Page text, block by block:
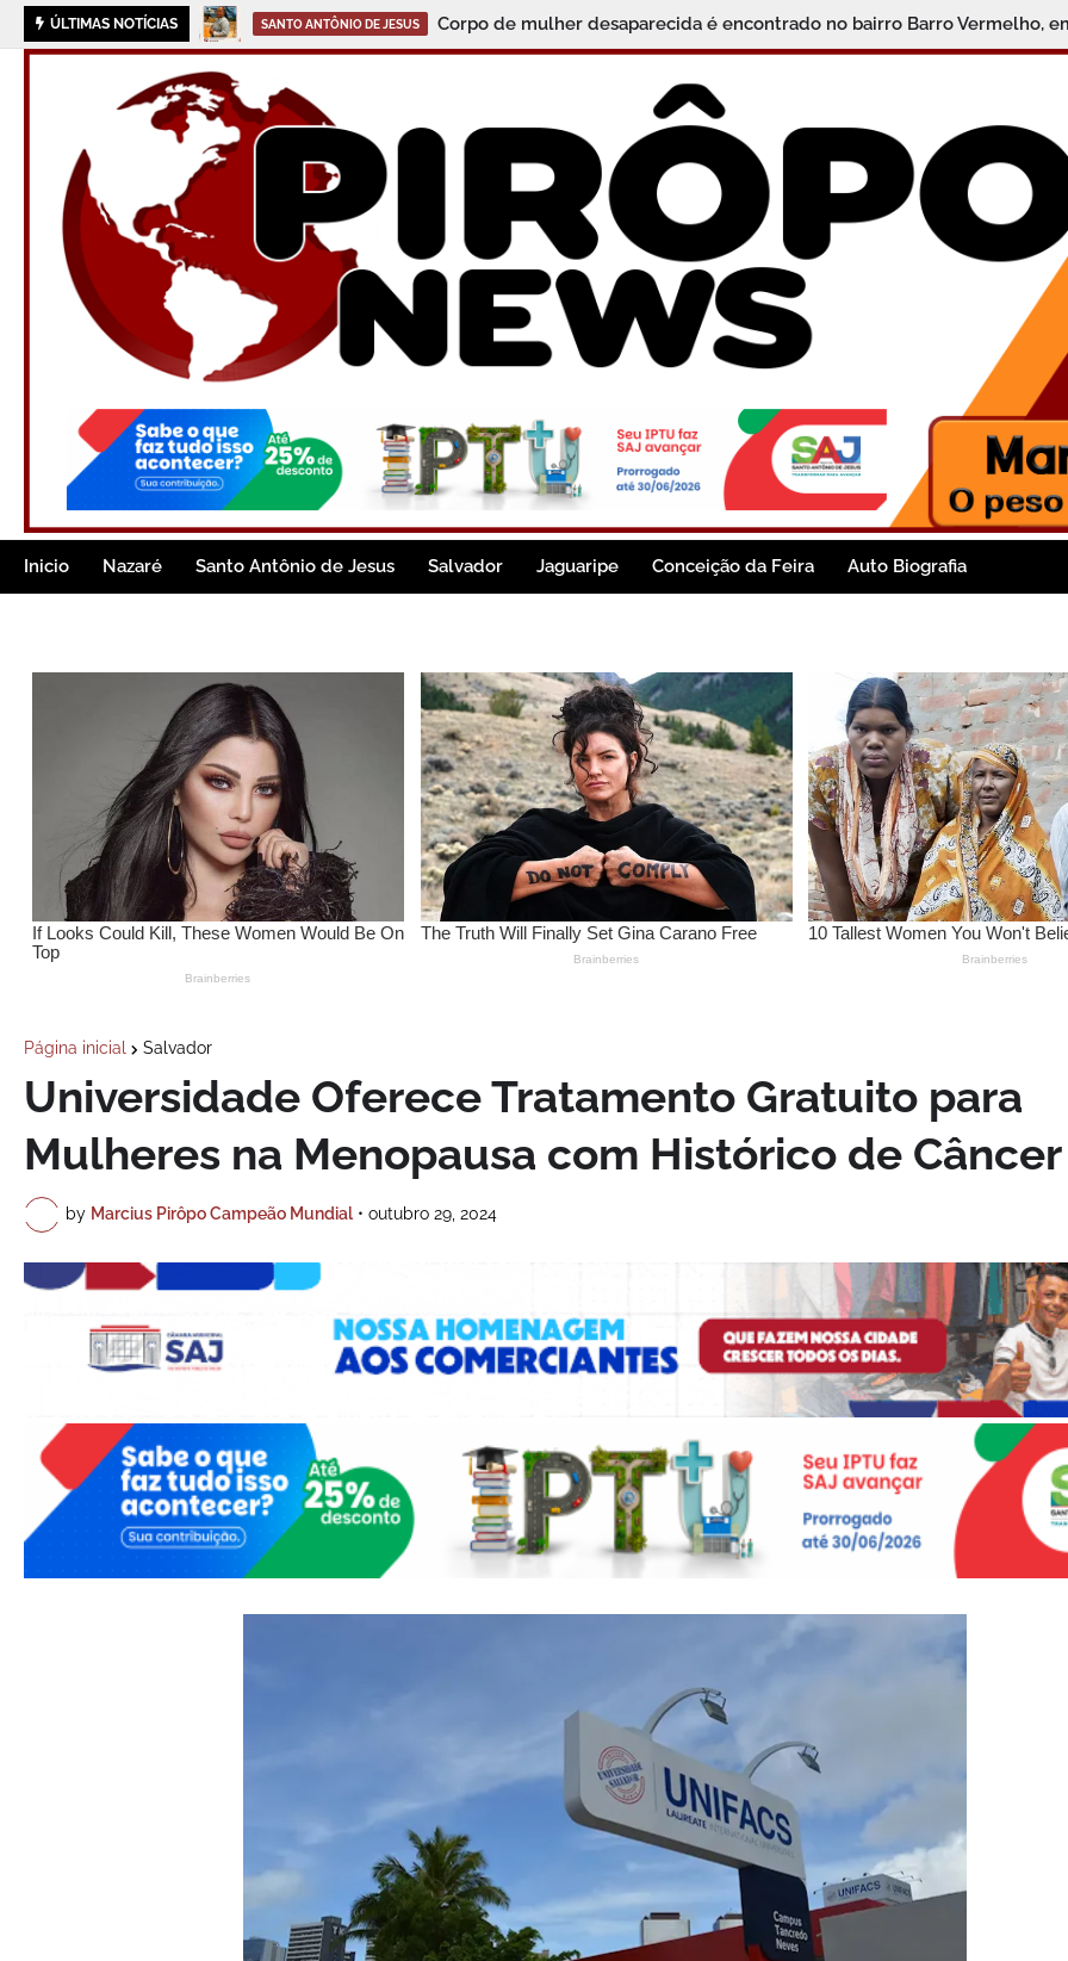
ÚLTIMAS NOTÍCIAS SANTO ANTÔNIO DE JESUS Dia dos Pais na Dom Urbano: Elegância, Qualidade e Descontos
Inicio Nazaré Santo Antônio de Jesus Salvador Jaguaripe Conceição da Feira Auto Biografia
Página inicial Salvador
Universidade Oferece Tratamento Gratuito para
Mulheres na Menopausa com Histórico de Câncer
by Marcius Pirôpo Campeão Mundial • outubro 29, 2024